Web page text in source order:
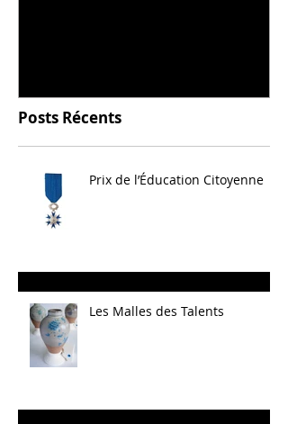
Posts Récents
Prix de l’Éducation Citoyenne
Les Malles des Talents